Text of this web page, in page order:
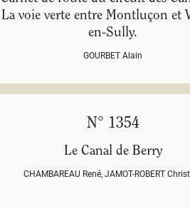
La voie verte entre Montluçon et
en-Sully.
GOURBET Alain
N° 1354
Le Canal de Berry
CHAMBAREAU René, JAMOT-ROBERT